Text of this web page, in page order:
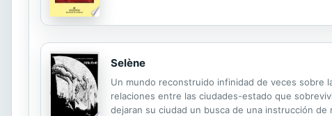
Selène
Un mundo reconstruido infinidad de veces sobre
relaciones entre las ciudades-estado que
dejaran su ciudad un busca de una instrucción